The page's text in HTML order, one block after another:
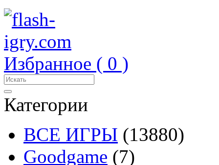
Избранное ( 0 )
Категории
ВСЕ ИГРЫ (13880)
Goodgame (7)